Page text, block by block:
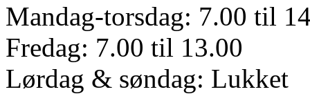
Mandag-torsdag: 7.00 til
Fredag: 7.00 til 13.00
Lørdag & søndag: Lukket